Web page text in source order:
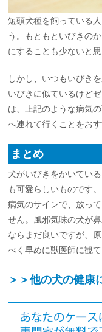
短頭犬種を飼っている
う。もともといびきの
にすることも少ないと思
しかし、いつもいびき
いびきに似ているけど
は、上記のような病気
へ連れて行くことをおす
まとめ
犬がいびきをかいてい
も可愛らしいものです
病気のサインで、放っ
せん。風邪気味の犬が
ならまだ良いですが、
べく早めに獣医師に観
＞＞他の犬の健康